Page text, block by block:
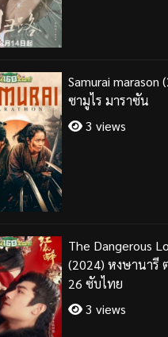
Samurai marason
ซามูไร มาราซัน
3 views
The Dangerous
(2024) หงษานารี
26 ซับไทย
3 views